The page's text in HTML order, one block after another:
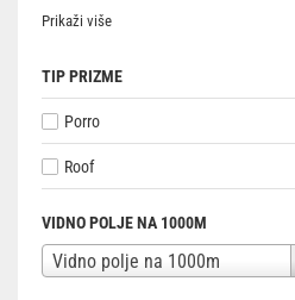
Prikaži više
TIP PRIZME
Porro
Roof
VIDNO POLJE NA 1000M
Vidno polje na 1000m